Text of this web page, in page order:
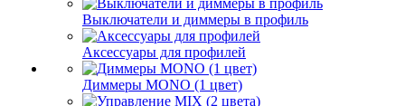
Выключатели и диммеры в профиль
Аксессуары для профилей
Диммеры MONO (1 цвет)